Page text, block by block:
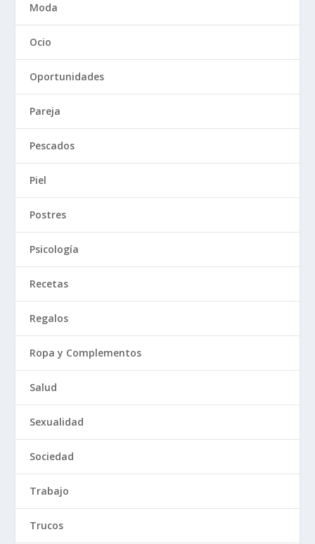
Moda
Ocio
Oportunidades
Pareja
Pescados
Piel
Postres
Psicología
Recetas
Regalos
Ropa y Complementos
Salud
Sexualidad
Sociedad
Trabajo
Trucos